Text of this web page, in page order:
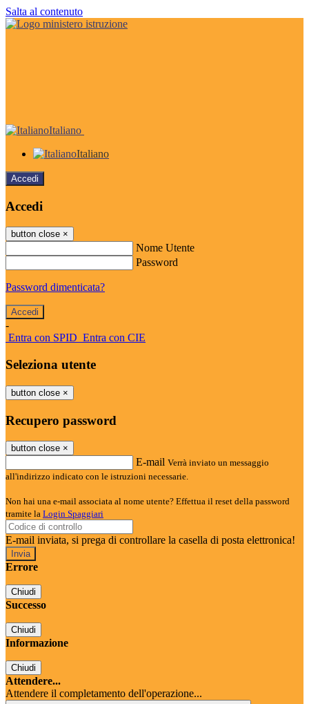
Salta al contenuto
Italiano
Italiano
Accedi
Accedi
button close ×
Nome Utente
Password
Password dimenticata?
-
Entra con SPID Entra con CIE
Seleziona utente
button close ×
Recupero password
button close ×
E-mail Verrà inviato un messaggio
all'indirizzo indicato con le istruzioni necessarie.
Non hai una e-mail associata al nome utente? Effettua il reset della password
tramite la Login Spaggiari
E-mail inviata, si prega di controllare la casella di posta elettronica!
Errore
Chiudi
Successo
Chiudi
Informazione
Chiudi
Attendere...
Attendere il completamento dell'operazione...